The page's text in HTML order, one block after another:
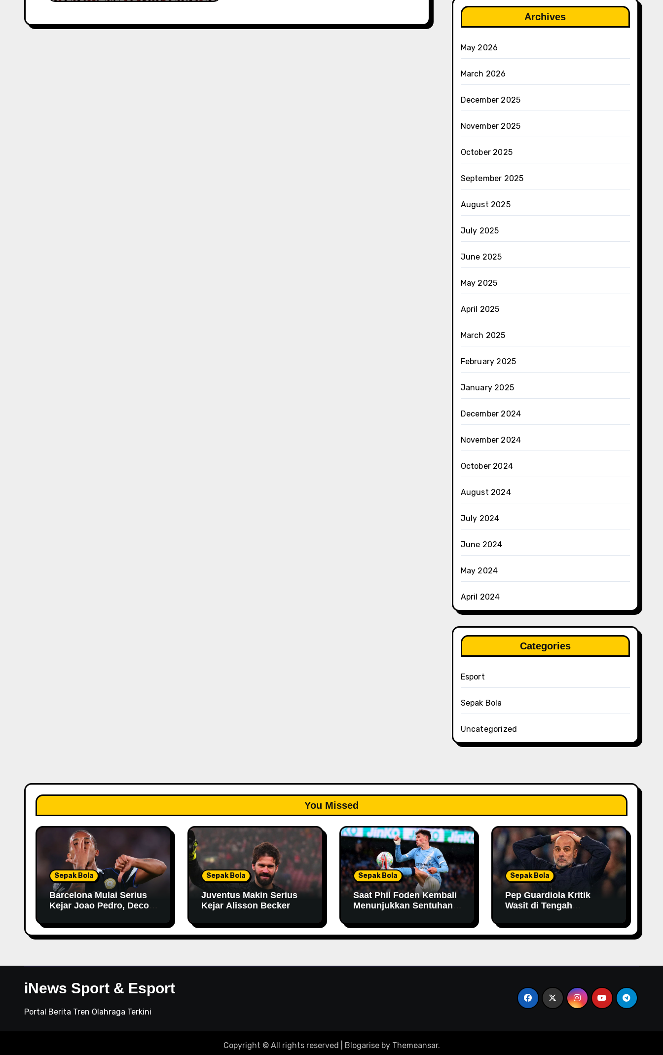
Archives
May 2026
March 2026
December 2025
November 2025
October 2025
September 2025
August 2025
July 2025
June 2025
May 2025
April 2025
March 2025
February 2025
January 2025
December 2024
November 2024
October 2024
August 2024
July 2024
June 2024
May 2024
April 2024
Categories
Esport
Sepak Bola
Uncategorized
You Missed
Sepak Bola
Barcelona Mulai Serius
Kejar Joao Pedro, Deco
Negosiasi
Sepak Bola
Juventus Makin Serius
Kejar Alisson Becker
Sepak Bola
Saat Phil Foden Kembali
Menunjukkan Sentuhan
Manchester City
Sepak Bola
Pep Guardiola Kritik
Wasit di Tengah
Tegaskan City Tak Bisa
Bergantung pada VAR
iNews Sport & Esport
Portal Berita Tren Olahraga Terkini
Copyright © All rights reserved Blogariseby Themeansar.